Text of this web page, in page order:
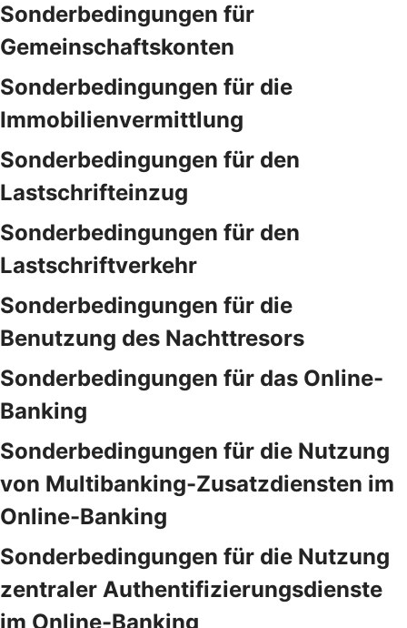
Sonderbedingungen für
Gemeinschaftskonten
Sonderbedingungen für die
Immobilienvermittlung
Sonderbedingungen für den
Lastschrifteinzug
Sonderbedingungen für den
Lastschriftverkehr
Sonderbedingungen für die
Benutzung des Nachttresors
Sonderbedingungen für das Online-
Banking
Sonderbedingungen für die Nutzung
von Multibanking-Zusatzdiensten im
Online-Banking
Sonderbedingungen für die Nutzung
zentraler Authentifizierungsdienste
im Online-Banking